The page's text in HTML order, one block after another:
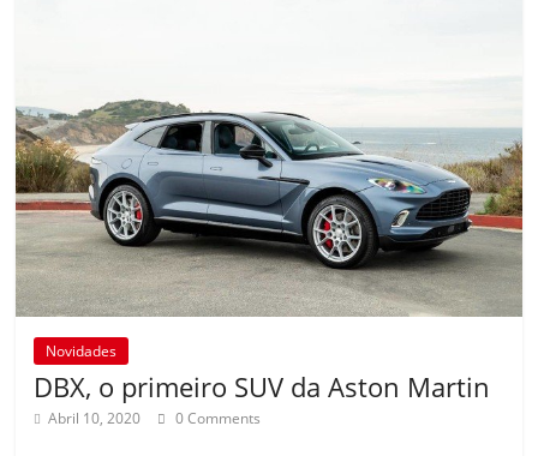
Novidades
DBX, o primeiro SUV da Aston Martin
Abril 10, 2020 0 Comments